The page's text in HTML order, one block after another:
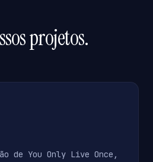
projetos.
de You Only Live Once,